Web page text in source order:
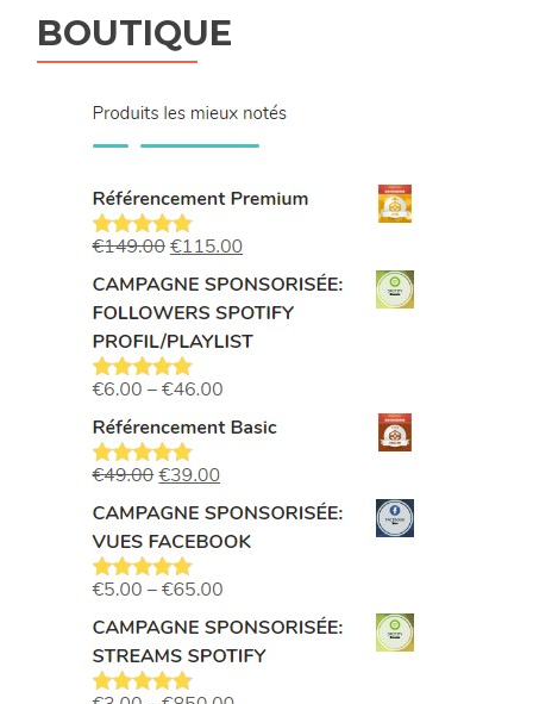
BOUTIQUE